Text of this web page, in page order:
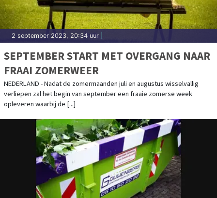
2 september 2023, 20:34 uur
SEPTEMBER START MET OVERGANG NAAR
FRAAI ZOMERWEER
NEDERLAND - Nadat de zomermaanden juli en augustus wisselvallig
verliepen zal het begin van september een fraaie zomerse week
opleveren waarbij de [...]